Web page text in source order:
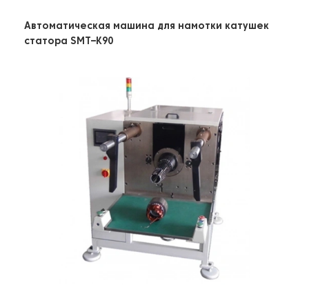
Автоматическая машина для намотки катушек
статора SMT–К90